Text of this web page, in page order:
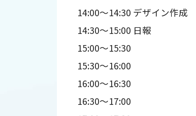
14:00～14:30 デザイン作成
14:30～15:00 日報
15:00～15:30
15:30～16:00
16:00～16:30
16:30～17:00